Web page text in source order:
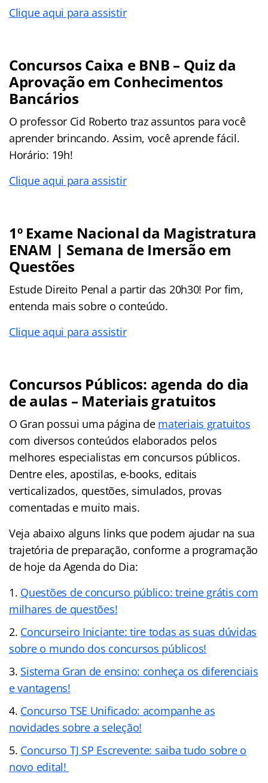
Clique aqui para assistir
Concursos Caixa e BNB – Quiz da
Aprovação em Conhecimentos
Bancários
O professor Cid Roberto traz assuntos para você
aprender brincando. Assim, você aprende fácil.
Horário: 19h!
Clique aqui para assistir
1º Exame Nacional da Magistratura
ENAM | Semana de Imersão em
Questões
Estude Direito Penal a partir das 20h30! Por fim,
entenda mais sobre o conteúdo.
Clique aqui para assistir
Concursos Públicos: agenda do dia
de aulas – Materiais gratuitos
O Gran possui uma página de materiais gratuitos
com diversos conteúdos elaborados pelos
melhores especialistas em concursos públicos.
Dentre eles, apostilas, e-books, editais
verticalizados, questões, simulados, provas
comentadas e muito mais.
Veja abaixo alguns links que podem ajudar na sua
trajetória de preparação, conforme a programação
de hoje da Agenda do Dia:
Questões de concurso público: treine grátis com
milhares de questões!
Concurseiro Iniciante: tire todas as suas dúvidas
sobre o mundo dos concursos públicos!
Sistema Gran de ensino: conheça os diferenciais
e vantagens!
Concurso TSE Unificado: acompanhe as
novidades sobre a seleção!
Concurso TJ SP Escrevente: saiba tudo sobre o
novo edital!